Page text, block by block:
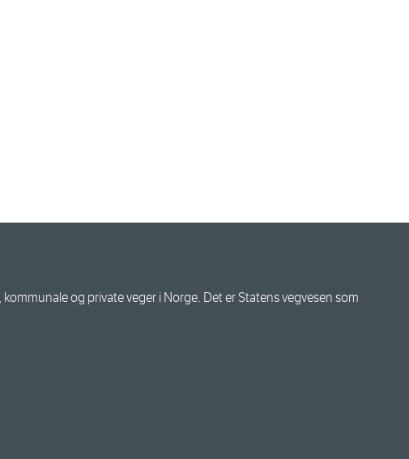
og private veger i Norge. Det er Statens vegvesen som